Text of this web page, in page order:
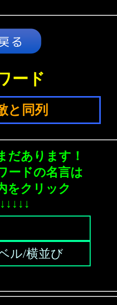
ード
と同列
だあります！
ードの名言は
をクリック
↓↓↓↓↓
ル/横並び